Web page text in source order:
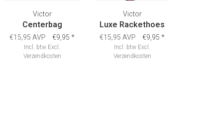
Victor
Centerbag
€15,95 AVP €9,95 *
Incl. btw Excl.
Verzendkosten
Victor
Luxe Rackethoes
€15,95 AVP €9,95 *
Incl. btw Excl.
Verzendkosten